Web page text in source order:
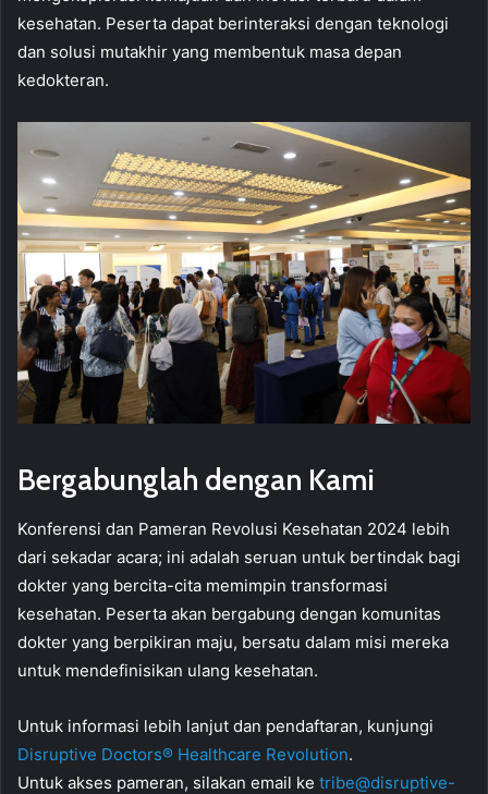
kesehatan. Peserta dapat berinteraksi dengan teknologi
dan solusi mutakhir yang membentuk masa depan
kedokteran.
Bergabunglah dengan Kami
Konferensi dan Pameran Revolusi Kesehatan 2024 lebih
dari sekadar acara; ini adalah seruan untuk bertindak bagi
dokter yang bercita-cita memimpin transformasi
kesehatan. Peserta akan bergabung dengan komunitas
dokter yang berpikiran maju, bersatu dalam misi mereka
untuk mendefinisikan ulang kesehatan.
Untuk informasi lebih lanjut dan pendaftaran, kunjungi
Disruptive Doctors® Healthcare Revolution.
Untuk akses pameran, silakan email ke tribe@disruptive-